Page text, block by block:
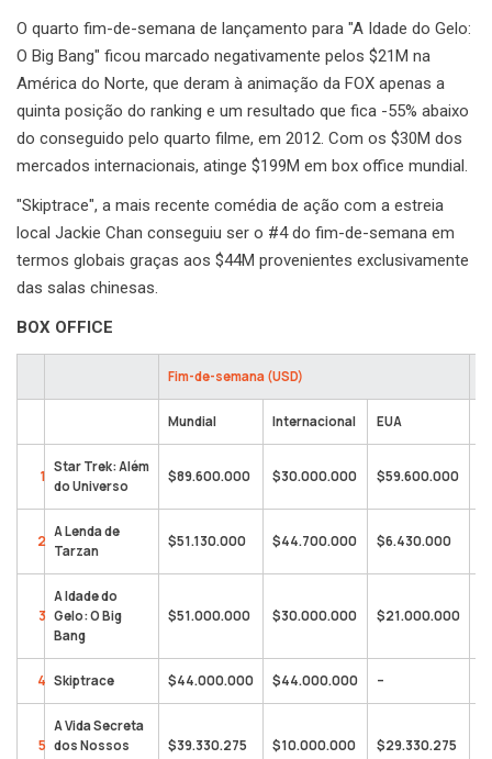
O quarto fim-de-semana de lançamento para "A Idade do Gelo:
O Big Bang" ficou marcado negativamente pelos $21M na
América do Norte, que deram à animação da FOX apenas a
quinta posição do ranking e um resultado que fica -55% abaixo
do conseguido pelo quarto filme, em 2012. Com os $30M dos
mercados internacionais, atinge $199M em box office mundial.
"Skiptrace", a mais recente comédia de ação com a estreia
local Jackie Chan conseguiu ser o #4 do fim-de-semana em
termos globais graças aos $44M provenientes exclusivamente
das salas chinesas.
BOX OFFICE
Fim-de-semana (USD)
Mundial Internacional EUA
1
Star Trek: Além
do Universo
$89.600.000 $30.000.000 $59.600.000
2
A Lenda de
Tarzan
$51.130.000 $44.700.000 $6.430.000
3
A Idade do
Gelo: O Big
Bang
$51.000.000 $30.000.000 $21.000.000
4 Skiptrace $44.000.000 $44.000.000 –
5
A Vida Secreta
dos Nossos
$39.330.275 $10.000.000 $29.330.275